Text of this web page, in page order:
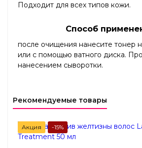
Подходит для всех типов кожи.
Способ
после очищения нанесите тонер
или с помощью ватного диска.
нанесением сыворотки.
Рекомендуемые товары
Акция -15%